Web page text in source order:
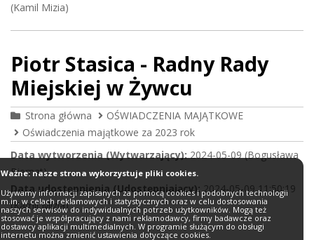
(Kamil Mizia)
Piotr Stasica - Radny Rady
Miejskiej w Żywcu
Strona główna
OŚWIADCZENIA MAJĄTKOWE
Oświadczenia majątkowe za 2023 rok
Data wytworzenia (Wytwarzający):2024-05-09 (Bogusława
Biernat)
Data udostępnienia (Udostępniający):2024-05-09 11:50:19
(Kamil Mizia)
Ważne: nasze strona wykorzystuje pliki cookies.
Używamy informacji zapisanych za pomocą cookies i podobnych technologii
m.in. w celach reklamowych i statystycznych oraz w celu dostosowania
naszych serwisów do indywidualnych potrzeb użytkowników. Mogą też
stosować je współpracujący z nami reklamodawcy, firmy badawcze oraz
dostawcy aplikacji multimedialnych. W programie służącym do obsługi
internetu można zmienić ustawienia dotyczące cookies.